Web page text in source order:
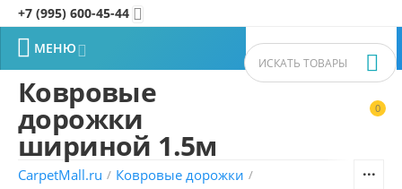
+7 (995) 600-45-44 
0


 МЕНЮ
Фильтры товаров
Цена
Ковровые
дорожки
шириной 1.5м
CarpetMall.ru / Ковровые дорожки /